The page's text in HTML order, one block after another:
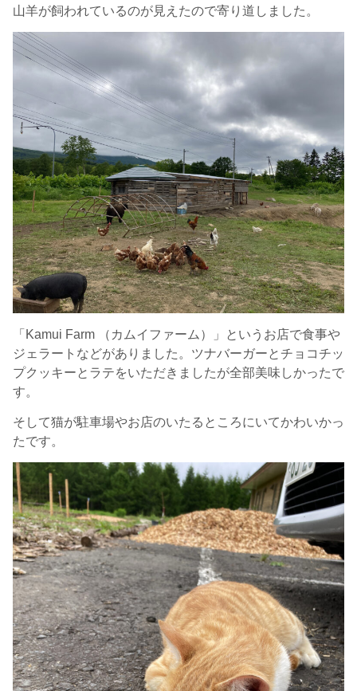
山羊が飼われているのが見えたので寄り道しました。
「Kamui Farm （カムイファーム）」というお店で食事や
ジェラートなどがありました。ツナバーガーとチョコチッ
プクッキーとラテをいただきましたが全部美味しかったで
す。
そして猫が駐車場やお店のいたるところにいてかわいかっ
たです。